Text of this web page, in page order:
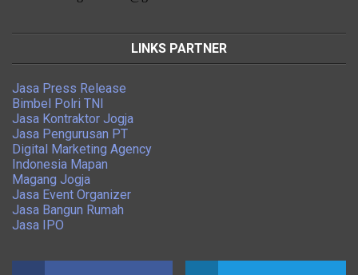
LINKS PARTNER
Jasa Press Release
Bimbel Polri TNI
Jasa Kontraktor Jogja
Jasa Pengurusan PT
Digital Marketing Agency
Indonesia Mapan
Magang Jogja
Jasa Event Organizer
Jasa Bangun Rumah
Jasa IPO